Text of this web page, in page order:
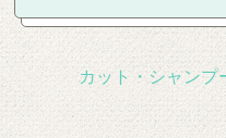
カット・シャンプ